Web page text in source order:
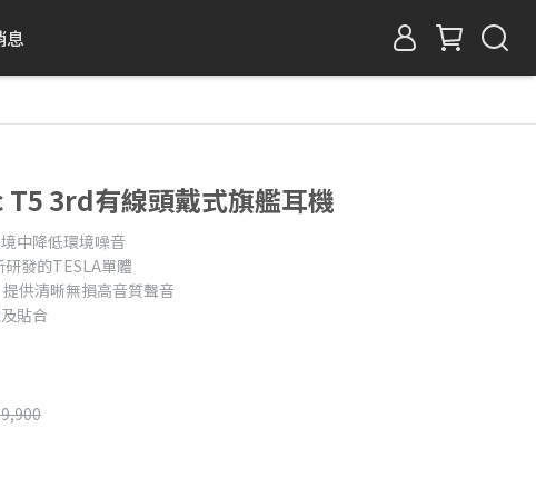
息
3rd有線頭戴式旗艦耳機
中降低環境噪音
發的TESLA單體
供清晰無損高音質聲音
貼合